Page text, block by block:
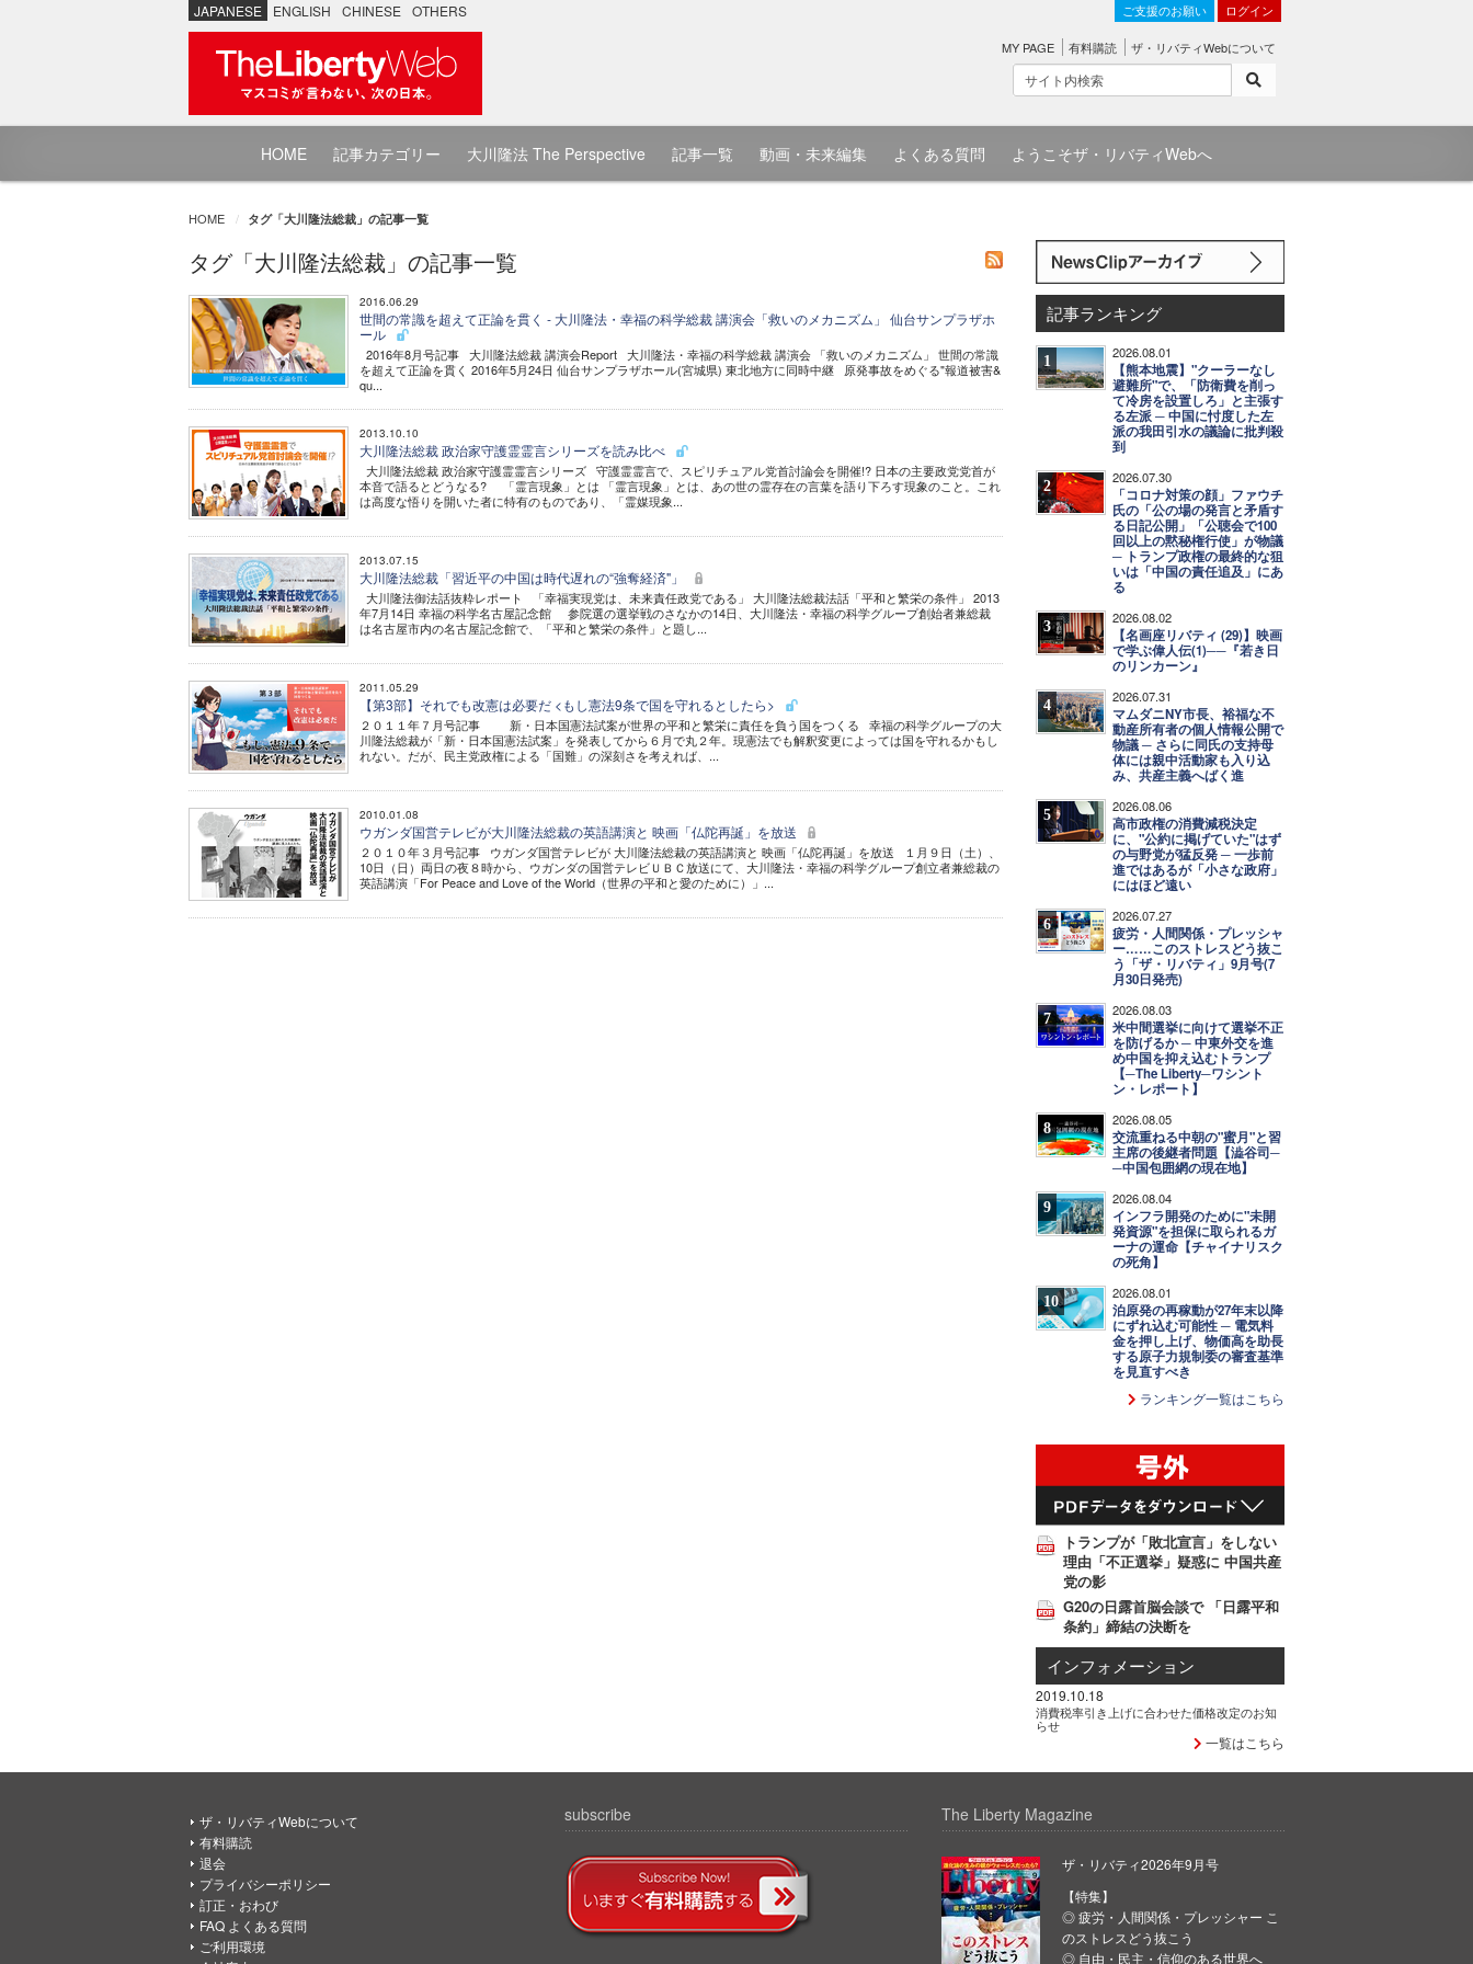
JAPANESE ENGLISH CHINESE OTHERS ご支援のお願い ログイン
MY PAGE 有料購読 ザ・リバティWebについて
HOME 記事カテゴリー 大川隆法 The Perspective 記事一覧 動画・未来編集 よくある質問 ようこそザ・リバティWebへ
HOME タグ「大川隆法総裁」の記事一覧
タグ「大川隆法総裁」の記事一覧
2016.06.29
世間の常識を超えて正論を貫く - 大川隆法・幸福の科学総裁 講演会「救いのメカニズム」 仙台サンプラザホ
ール
2016年8月号記事 大川隆法総裁 講演会Report 大川隆法・幸福の科学総裁 講演会 「救いのメカニズム」 世間の常識
を超えて正論を貫く 2016年5月24日 仙台サンプラザホール(宮城県) 東北地方に同時中継 原発事故をめぐる"報道被害&
qu...
2013.10.10
大川隆法総裁 政治家守護霊霊言シリーズを読み比べ
大川隆法総裁 政治家守護霊霊言シリーズ 守護霊霊言で、スピリチュアル党首討論会を開催!? 日本の主要政党党首が
本音で語るとどうなる? 「霊言現象」とは 「霊言現象」とは、あの世の霊存在の言葉を語り下ろす現象のこと。これ
は高度な悟りを開いた者に特有のものであり、「霊媒現象...
2013.07.15
大川隆法総裁「習近平の中国は時代遅れの“強奪経済"」
大川隆法御法話抜粋レポート 「幸福実現党は、未来責任政党である」 大川隆法総裁法話「平和と繁栄の条件」 2013
年7月14日 幸福の科学名古屋記念館 参院選の選挙戦のさなかの14日、大川隆法・幸福の科学グループ創始者兼総裁
は名古屋市内の名古屋記念館で、「平和と繁栄の条件」と題し...
2011.05.29
【第3部】それでも改憲は必要だ <もし憲法9条で国を守れるとしたら>
２０１１年７月号記事 新・日本国憲法試案が世界の平和と繁栄に責任を負う国をつくる 幸福の科学グループの大
川隆法総裁が「新・日本国憲法試案」を発表してから６月で丸２年。現憲法でも解釈変更によっては国を守れるかもし
れない。だが、民主党政権による「国難」の深刻さを考えれば、...
2010.01.08
ウガンダ国営テレビが大川隆法総裁の英語講演と 映画「仏陀再誕」を放送
２０１０年３月号記事 ウガンダ国営テレビが 大川隆法総裁の英語講演と 映画「仏陀再誕」を放送 １月９日（土）、
10日（日）両日の夜８時から、ウガンダの国営テレビＵＢＣ放送にて、大川隆法・幸福の科学グループ創立者兼総裁の
英語講演「For Peace and Love of the World（世界の平和と愛のために）」...
記事ランキング
1 2026.08.01
【熊本地震】"クーラーなし
避難所"で、「防衛費を削っ
て冷房を設置しろ」と主張す
る左派 ─ 中国に忖度した左
派の我田引水の議論に批判殺
到
2 2026.07.30
「コロナ対策の顔」ファウチ
氏の「公の場の発言と矛盾す
る日記公開」「公聴会で100
回以上の黙秘権行使」が物議
─ トランプ政権の最終的な狙
いは「中国の責任追及」にあ
る
3 2026.08.02
【名画座リバティ (29)】映画
で学ぶ偉人伝(1)──『若き日
のリンカーン』
4 2026.07.31
マムダニNY市長、裕福な不
動産所有者の個人情報公開で
物議 ─ さらに同氏の支持母
体には親中活動家も入り込
み、共産主義へばく進
5 2026.08.06
高市政権の消費減税決定
に、"公約に掲げていた"はず
の与野党が猛反発 ─ 一歩前
進ではあるが「小さな政府」
にはほど遠い
6 2026.07.27
疲労・人間関係・プレッシャ
ー……このストレスどう抜こ
う「ザ・リバティ」9月号(7
月30日発売)
7 2026.08.03
米中間選挙に向けて選挙不正
を防げるか ─ 中東外交を進
め中国を抑え込むトランプ
【─The Liberty─ワシント
ン・レポート】
8 2026.08.05
交流重ねる中朝の"蜜月"と習
主席の後継者問題【澁谷司─
─中国包囲網の現在地】
9 2026.08.04
インフラ開発のために"未開
発資源"を担保に取られるガ
ーナの運命【チャイナリスク
の死角】
10 2026.08.01
泊原発の再稼動が27年末以降
にずれ込む可能性 ─ 電気料
金を押し上げ、物価高を助長
する原子力規制委の審査基準
を見直すべき
ランキング一覧はこちら
トランプが「敗北宣言」をしない
理由「不正選挙」疑惑に 中国共産
党の影
G20の日露首脳会談で 「日露平和
条約」締結の決断を
インフォメーション
2019.10.18
消費税率引き上げに合わせた価格改定のお知
らせ
一覧はこちら
ザ・リバティWebについて
有料購読
退会
プライバシーポリシー
訂正・おわび
FAQ よくある質問
ご利用環境
subscribe The Liberty Magazine
ザ・リバティ2026年9月号
【特集】
◎ 疲労・人間関係・プレッシャー こ
のストレスどう抜こう
◎ 自由・民主・信仰のある世界へ